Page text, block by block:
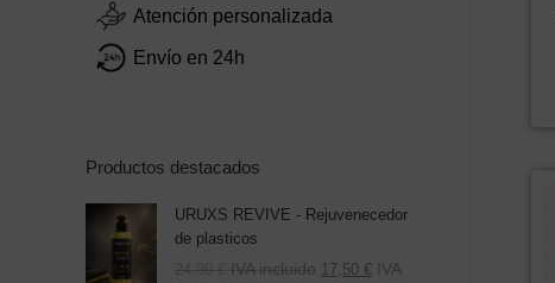
Atención personalizada
Envío en 24h
Productos destacados
URUXS REVIVE - Rejuvenecedor
de plasticos
24,99 € IVA incluido 17,50 € IVA